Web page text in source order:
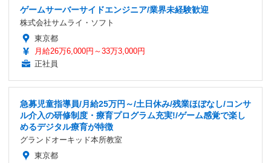
ゲームサーバーサイドエンジニア/業界未経験歓迎
株式会社サムライ・ソフト
東京都
月給26万6,000円～33万3,000円
正社員
急募児童指導員/月給25万円～/土日休み/残業ほぼなし/コンサ
ル介入の研修制度・療育プログラム充実!/ゲーム感覚で楽し
めるデジタル療育が特徴
グランドオーキッド本所教室
東京都